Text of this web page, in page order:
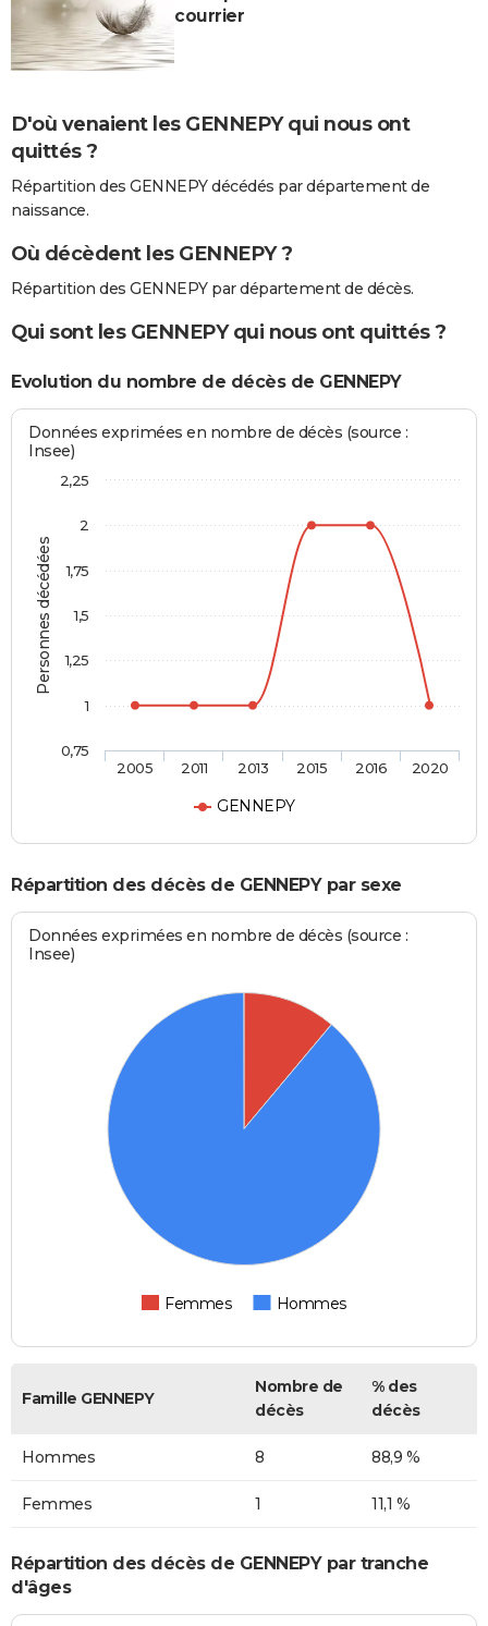
courrier
D'où venaient les GENNEPY qui nous ont
quittés ?
Répartition des GENNEPY décédés par département de
naissance.
Où décèdent les GENNEPY ?
Répartition des GENNEPY par département de décès.
Qui sont les GENNEPY qui nous ont quittés ?
Evolution du nombre de décès de GENNEPY
Personnes décédées
Données exprimées en nombre de décès (source :
Insee)
GENNEPY
2005 2011 2013 2015 2016 2020
0,75
1
1,25
1,5
1,75
2
2,25
Répartition des décès de GENNEPY par sexe
Données exprimées en nombre de décès (source :
Insee)
Femmes Hommes
Famille GENNEPY
Nombre de
décès
% des
décès
Hommes 8 88,9 %
Femmes 1 11,1 %
Répartition des décès de GENNEPY par tranche
d'âges